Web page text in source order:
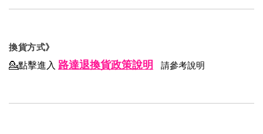
換貨方式》
💁點擊進入 路達退換貨政策說明 請參考說明